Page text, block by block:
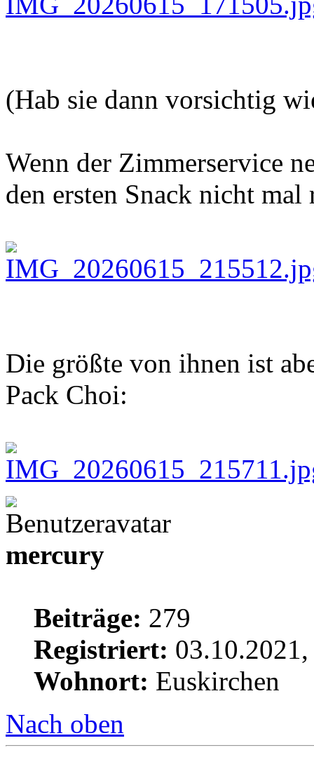
(Hab sie dann vorsichtig
Wenn der Zimmerservice
den ersten Snack nicht
Die größte von ihnen ist
Pack Choi:
mercury
Beiträge: 279
Registriert:
Wohnort: Euskirchen
Nach oben